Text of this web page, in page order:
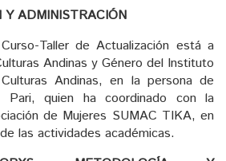
Y ADMINISTRACIÓN
Taller de Actualización está a
Andinas y Género del Instituto
Andinas, en la persona de
Pari, quien ha coordinado con la
de Mujeres SUMAC TIKA, en
las actividades académicas.